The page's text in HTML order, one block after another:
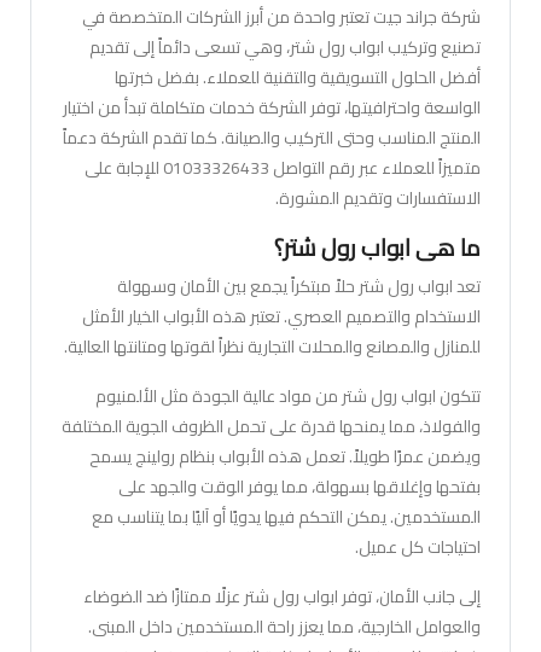
شركة جراند جيت تعتبر واحدة من أبرز الشركات المتخصصة في
تصنيع وتركيب ابواب رول شتر، وهي تسعى دائماً إلى تقديم
أفضل الحلول التسويقية والتقنية للعملاء. بفضل خبرتها
الواسعة واحترافيتها، توفر الشركة خدمات متكاملة تبدأ من اختيار
المنتج المناسب وحتى التركيب والصيانة. كما تقدم الشركة دعماً
متميزاً للعملاء عبر رقم التواصل 01033326433 للإجابة على
الاستفسارات وتقديم المشورة.
ما هي ابواب رول شتر؟
تعد ابواب رول شتر حلاً مبتكراً يجمع بين الأمان وسهولة
الاستخدام والتصميم العصري. تعتبر هذه الأبواب الخيار الأمثل
للمنازل والمصانع والمحلات التجارية نظراً لقوتها ومتانتها العالية.
تتكون ابواب رول شتر من مواد عالية الجودة مثل الألمنيوم
والفولاذ، مما يمنحها قدرة على تحمل الظروف الجوية المختلفة
ويضمن عمرًا طويلاً. تعمل هذه الأبواب بنظام رولينج يسمح
بفتحها وإغلاقها بسهولة، مما يوفر الوقت والجهد على
المستخدمين. يمكن التحكم فيها يدويًا أو آليًا بما يتناسب مع
احتياجات كل عميل.
إلى جانب الأمان، توفر ابواب رول شتر عزلًا ممتازًا ضد الضوضاء
والعوامل الخارجية، مما يعزز راحة المستخدمين داخل المبنى.